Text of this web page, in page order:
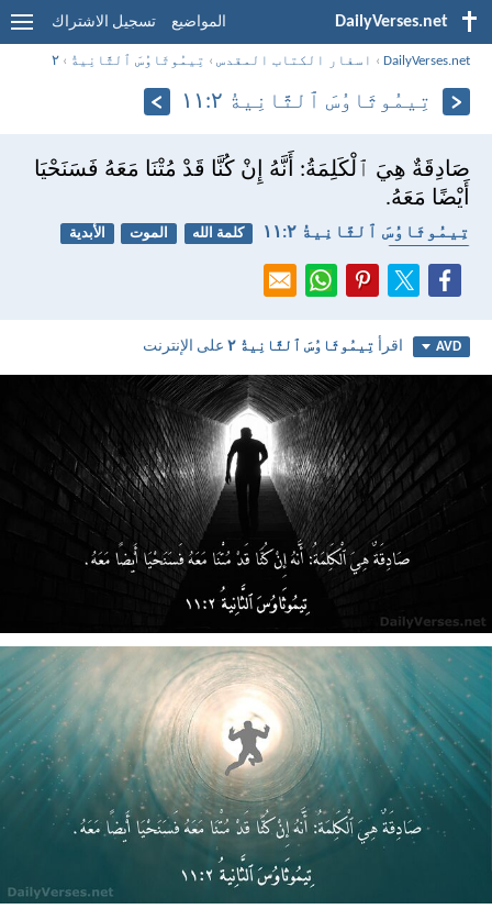
DailyVerses.net المواضيع تسجيل الاشتراك
DailyVerses.net
› اسفار الكتاب المقدس › تِيمُوثَاوُسَ ٱلثَّانِيةُ ›٢
تِيمُوثَاوُسَ ٱلثَّانِيةُ ٢:‏١١
صَادِقَةٌ هِيَ ٱلْكَلِمَةُ: أَنَّهُ إِنْ كُنَّا قَدْ مُتْنَا مَعَهُ فَسَنَحْيَا
أَيْضًا مَعَهُ.
تِيمُوثَاوُسَ ٱلثَّانِيةُ ٢:‏١١ كلمة الله الموت
الأبدية
AVD اقرأ تِيمُوثَاوُسَ ٱلثَّانِيةُ ٢ على الإنترنت